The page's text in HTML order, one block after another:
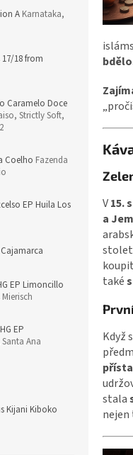
A Karnataka,
18 from
Caramelo Doce
Strictly Soft,
Coelho Fazenda
EP Huila Los
EP Limoncillo
EP
Ana
Kijani Kiboko
V15.
a
koupit
také
Když
stala
nejen